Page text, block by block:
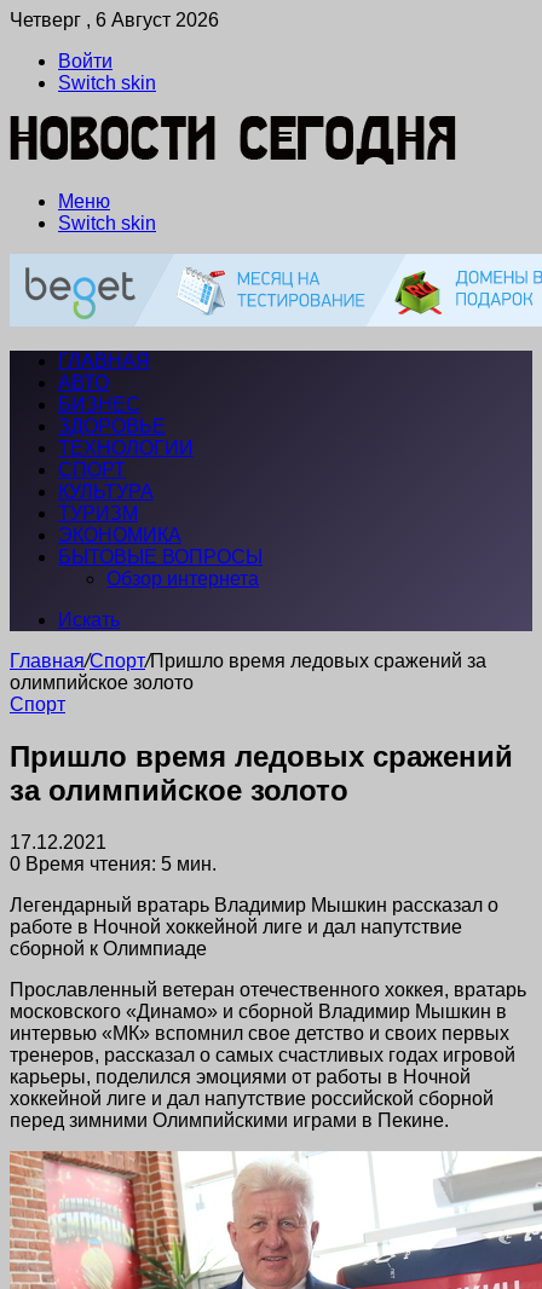
Четверг , 6 Август 2026
Войти
Switch skin
Меню
Switch skin
ГЛАВНАЯ
АВТО
БИЗНЕС
ЗДОРОВЬЕ
ТЕХНОЛОГИИ
СПОРТ
КУЛЬТУРА
ТУРИЗМ
ЭКОНОМИКА
БЫТОВЫЕ ВОПРОСЫ
Обзор интернета
Искать
Главная/Спорт/Пришло время ледовых сражений за
олимпийское золото
Спорт
Пришло время ледовых сражений
за олимпийское золото
17.12.2021
0 Время чтения: 5 мин.
Легендарный вратарь Владимир Мышкин рассказал о
работе в Ночной хоккейной лиге и дал напутствие
сборной к Олимпиаде
Прославленный ветеран отечественного хоккея, вратарь
московского «Динамо» и сборной Владимир Мышкин в
интервью «МК» вспомнил свое детство и своих первых
тренеров, рассказал о самых счастливых годах игровой
карьеры, поделился эмоциями от работы в Ночной
хоккейной лиге и дал напутствие российской сборной
перед зимними Олимпийскими играми в Пекине.